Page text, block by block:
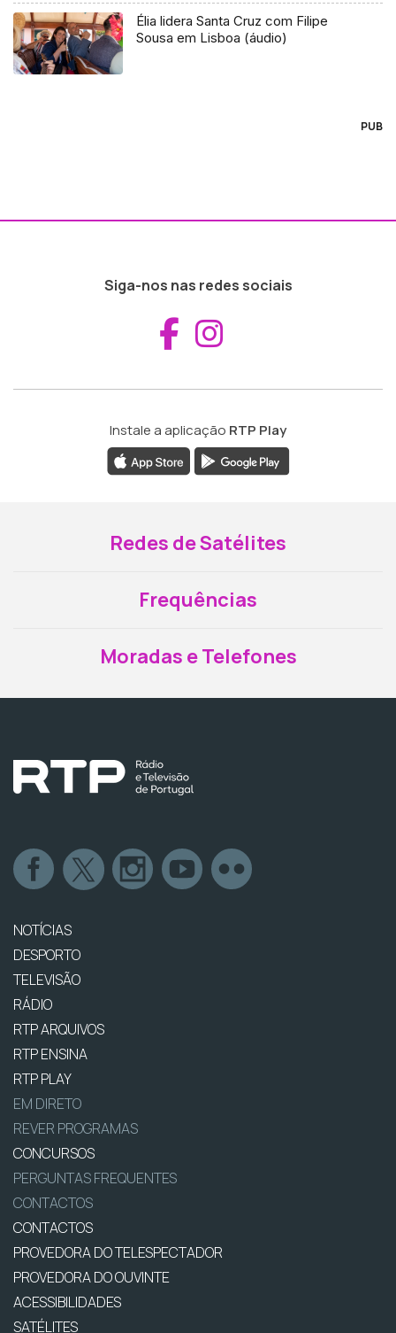
Élia lidera Santa Cruz com Filipe
Sousa em Lisboa (áudio)
PUB
Siga-nos nas redes sociais
Aceder ao
Instale a aplicação RTP Play
Redes de Satélites
Frequências
Moradas e Telefones
NOTÍCIAS
DESPORTO
TELEVISÃO
RÁDIO
RTP ARQUIVOS
RTP ENSINA
RTP PLAY
EM DIRETO
REVER PROGRAMAS
CONCURSOS
PERGUNTAS FREQUENTES
CONTACTOS
CONTACTOS
PROVEDORA DO TELESPECTADOR
PROVEDORA DO OUVINTE
ACESSIBILIDADES
SATÉLITES